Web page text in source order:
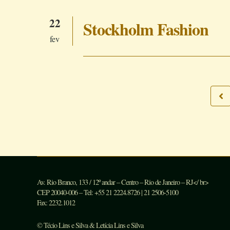
22
fev Stockholm Fashion
Av. Rio Branco, 133 / 12º andar – Centro – Rio de Janeiro – RJ</ br>
CEP 20040-006 – Tel: +55 21 2224.8726 | 21 2506-5100
Fax: 2232.1012
© Técio Lins e Silva & Letícia Lins e Silva